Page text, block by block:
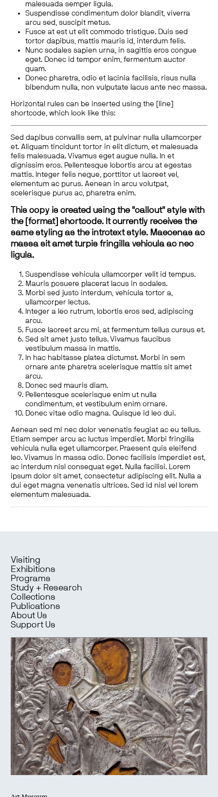
malesuada semper ligula.
Suspendisse condimentum dolor blandit, viverra
arcu sed, suscipit metus.
Fusce at est ut elit commodo tristique. Duis sed
tortor dapibus, mattis mauris id, interdum felis.
Nunc sodales sapien urna, in sagittis eros congue
eget. Donec id tempor enim, fermentum auctor
quam.
Donec pharetra, odio et lacinia facilisis, risus nulla
bibendum nulla, non vulputate lacus ante nec massa.
Horizontal rules can be inserted using the [line]
shortcode, which look like this:
Sed dapibus convallis sem, at pulvinar nulla ullamcorper
et. Aliquam tincidunt tortor in elit dictum, et malesuada
felis malesuada. Vivamus eget augue nulla. In et
dignissim eros. Pellentesque lobortis arcu at egestas
mattis. Integer felis neque, porttitor ut laoreet vel,
elementum ac purus. Aenean in arcu volutpat,
scelerisque purus ac, pharetra enim.
This copy is created using the "callout" style with
the [format] shortcode. It currently receives the
same styling as the introtext style. Maecenas ac
massa sit amet turpis fringilla vehicula ac nec
ligula.
Suspendisse vehicula ullamcorper velit id tempus.
Mauris posuere placerat lacus in sodales.
Morbi sed justo interdum, vehicula tortor a,
ullamcorper lectus.
Integer a leo rutrum, lobortis eros sed, adipiscing
arcu.
Fusce laoreet arcu mi, at fermentum tellus cursus et.
Sed sit amet justo tellus. Vivamus faucibus
vestibulum massa in mattis.
In hac habitasse platea dictumst. Morbi in sem
ornare ante pharetra scelerisque mattis sit amet
arcu.
Donec sed mauris diam.
Pellentesque scelerisque enim ut nulla
condimentum, et vestibulum enim ornare.
Donec vitae odio magna. Quisque id leo dui.
Aenean sed mi nec dolor venenatis feugiat ac eu tellus.
Etiam semper arcu ac luctus imperdiet. Morbi fringilla
vehicula nulla eget ullamcorper. Praesent quis eleifend
leo. Vivamus in massa odio. Donec facilisis imperdiet est,
ac interdum nisl consequat eget. Nulla facilisi. Lorem
ipsum dolor sit amet, consectetur adipiscing elit. Nulla a
dui eget magna venenatis ultrices. Sed id nisl vel lorem
elementum malesuada.
Visiting
Exhibitions
Programs
Study + Research
Collections
Publications
About Us
Support Us